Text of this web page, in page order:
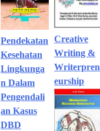
Pendekatan
Kesehatan
Lingkunga
n Dalam
Pengendali
an Kasus
DBD
Creative
Writing &
Writerpren
eurship